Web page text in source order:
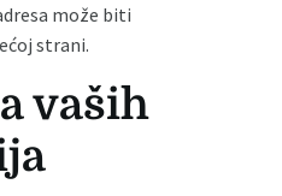
može biti
strani.
vaših